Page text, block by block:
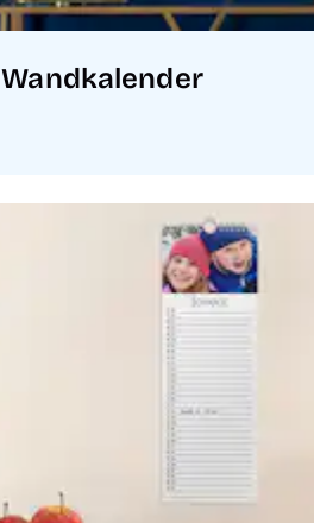
Wandkalender